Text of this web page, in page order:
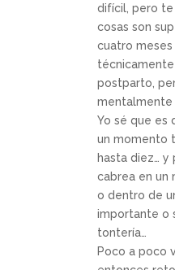
difícil, pero
cosas son
cuatro meses
postparto,
mentalmente
Yo sé que es
un momento
hasta diez… y
cabrea en un
o dentro de
importante o
tontería…
Poco a poco